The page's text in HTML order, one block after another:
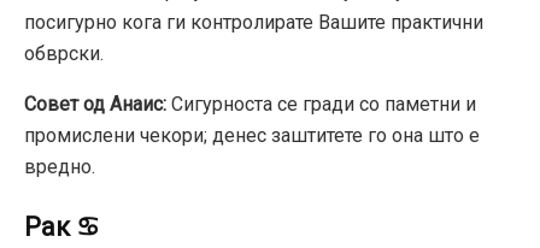
посигурно кога ги контролирате Вашите практични
обврски.
Совет од Анаис: Сигурноста се гради со паметни и
промислени чекори; денес заштитете го она што е
вредно.
Рак ♋